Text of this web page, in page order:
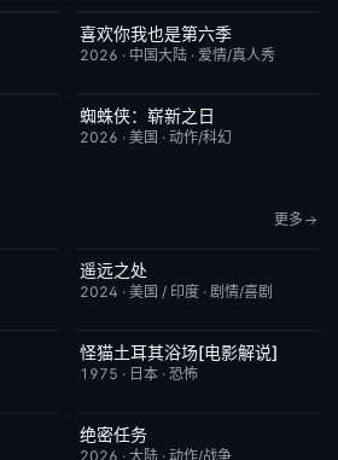
今日更新
喜欢你我也是第六季
2026 · 中国大陆 · 爱情/真人秀
TC中字
蜘蛛侠：崭新之日
2026 · 美国 · 动作/科幻
更多
昨日更新
遥远之处
2024 · 美国 / 印度 · 剧情/喜剧
已完结
怪猫土耳其浴场[电影解说]
1975 · 日本 · 恐怖
本周更新
绝密任务
2026 · 大陆 · 动作/战争